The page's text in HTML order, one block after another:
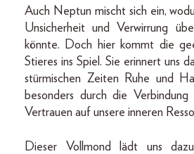
Auch Neptun mischt sich ein,
Unsicherheit und Verwirrung
könnte. Doch hier kommt die
Stieres ins Spiel. Sie erinnert uns
stürmischen Zeiten Ruhe und
besonders durch die
Vertrauen auf unsere inneren
Dieser Vollmond lädt uns